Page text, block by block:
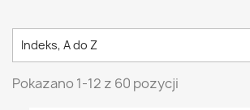
Indeks, A do Z
Pokazano 1-12 z 60 pozycji